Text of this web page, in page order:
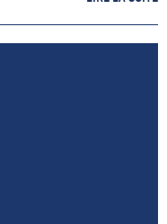
au Portugal, font